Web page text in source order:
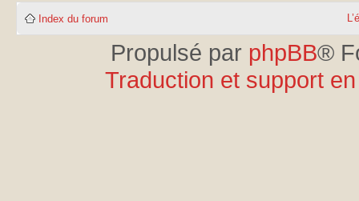
Index du forum
Propulsé par phpBB®
Traduction et support